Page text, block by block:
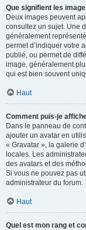
Que signifient les
Deux images peuvent
consultez un sujet. Une
généralement
permet d’indiquer votre
publié, ou permet de
image, généralement
qui est bien souvent
Haut
Comment puis-je
Dans le panneau de
ajouter un avatar en
« Gravatar », la galerie
locales. Les
des avatars et des
Si vous ne pouvez pas
administrateur du forum.
Haut
Quel est mon rang et